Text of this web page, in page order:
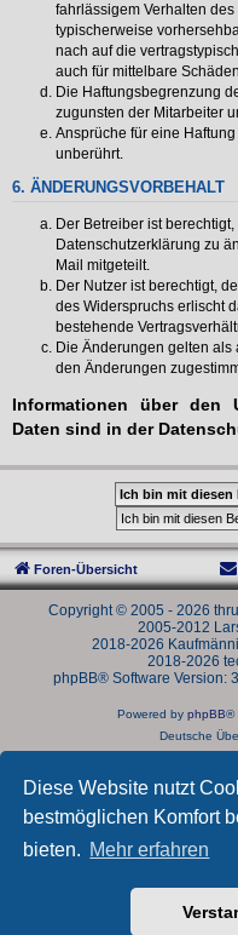
Diese Website nutzt
bestmöglichen Komfort
bieten. Mehr erfahren
fahrlässigem Verhalten
typischerweise
nach auf die
auch für mittelbare
Die Haftungsbegrenzung
zugunsten der Mitarbeiter
Ansprüche für eine
unberührt.
6. ÄNDERUNGSVORBEHALT
Der Betreiber ist
Datenschutzerklärung zu
Mail mitgeteilt.
Der Nutzer ist berechtigt,
des Widerspruchs erlischt
bestehende
Die Änderungen gelten
den Änderungen
Informationen über den
Daten sind in der
Foren-Übersicht
Copyright © 2005 - 2026
2005-2012
2018-2026
2018-2026
phpBB® Software Version:
Powered by phpBB®
Deutsche